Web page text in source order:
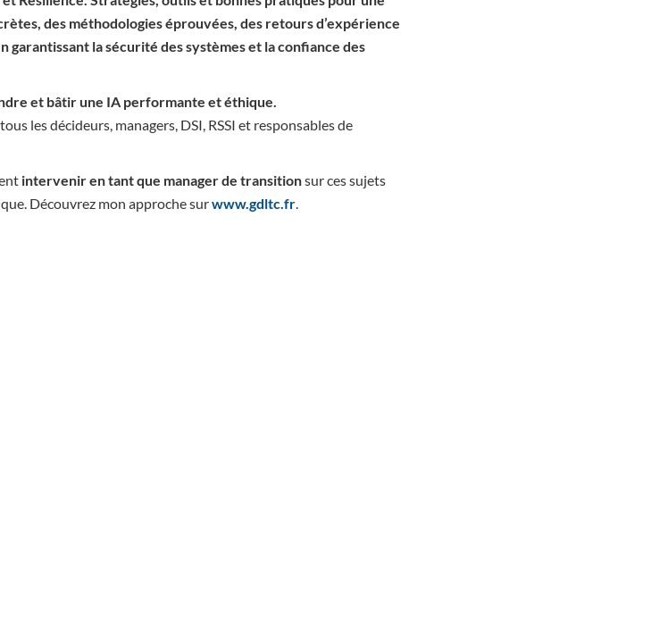
des méthodologies éprouvées, des retours d’expérience
la sécurité des systèmes et la confiance des
et bâtir une IA performante et éthique.
les décideurs, managers, DSI, RSSI et responsables de
intervenir en tant que manager de transitionsur ces sujets
Découvrez mon approche surwww.gdltc.fr.